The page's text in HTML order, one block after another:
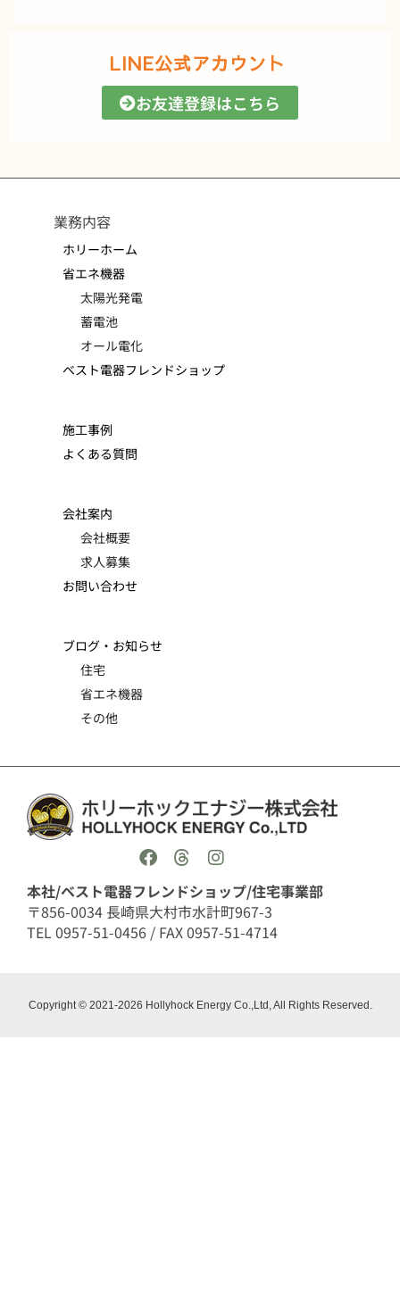
LINE公式アカウント
お友達登録はこちら
業務内容
ホリーホーム
省エネ機器
太陽光発電
蓄電池
オール電化
ベスト電器フレンドショップ
施工事例
よくある質問
会社案内
会社概要
求人募集
お問い合わせ
ブログ・お知らせ
住宅
省エネ機器
その他
本社/ベスト電器フレンドショップ/住宅事業部
〒856-0034 長崎県大村市水計町967-3
TEL 0957-51-0456 / FAX 0957-51-4714
Copyright © 2021-2026 Hollyhock Energy Co.,Ltd, All Rights Reserved.